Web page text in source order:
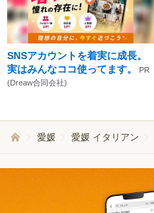
SNSアカウントを着実に成長。
実はみんなココ使ってます。
PR
(Dreaw合同会社)
愛媛 愛媛 イタリアン